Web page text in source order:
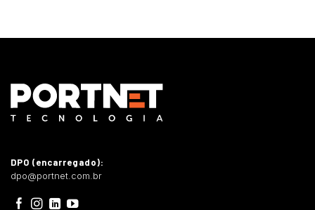
DPO (encarregado):
dpo@portnet.com.br